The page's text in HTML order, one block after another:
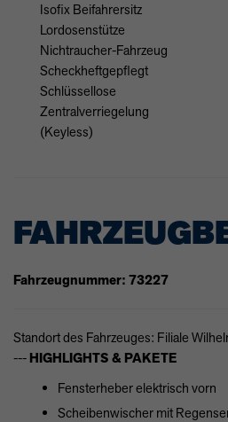
Isofix Beifahrersitz
Lordosenstütze
Nichtraucher-Fahrzeug
Scheckheftgepflegt
Schlüssellose
Zentralverriegelung
(Keyless)
Fahrzeugnummer: 73227
Standort des Fahrzeuges: Filiale
--- HIGHLIGHTS & PAKETE
Fensterheber elektrisch vorn
Scheibenwischer mit